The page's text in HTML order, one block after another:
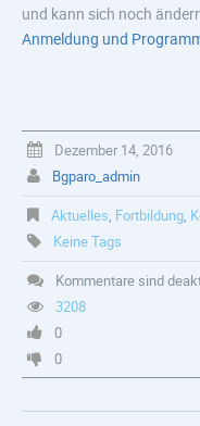
und kann sich noch
Anmeldung und
Dezember 14, 2016
Bgparo_admin
Aktuelles, Fortbildung,
Keine Tags
Kommentare sind
3208
0
0